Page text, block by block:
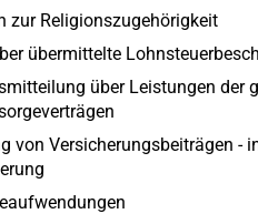
zur Religionszugehörigkeit
übermittelte
über Leistungen der
von Versicherungsbeiträgen -